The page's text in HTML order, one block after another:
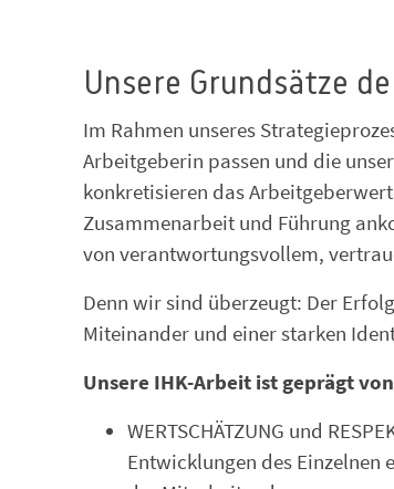
Unsere Grundsätze
Im Rahmen unseres
Arbeitgeberin passen und die
konkretisieren das
Zusammenarbeit und Führung
von verantwortungsvollem,
Denn wir sind überzeugt: Der
Miteinander und einer starken
Unsere IHK-Arbeit ist geprägt
WERTSCHÄTZUNG und
Entwicklungen des Einzelnen